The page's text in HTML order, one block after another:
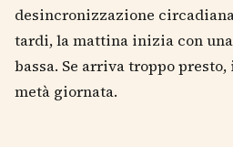
desincronizzazione
tardi, la mattina inizia con
bassa. Se arriva troppo
metà giornata.